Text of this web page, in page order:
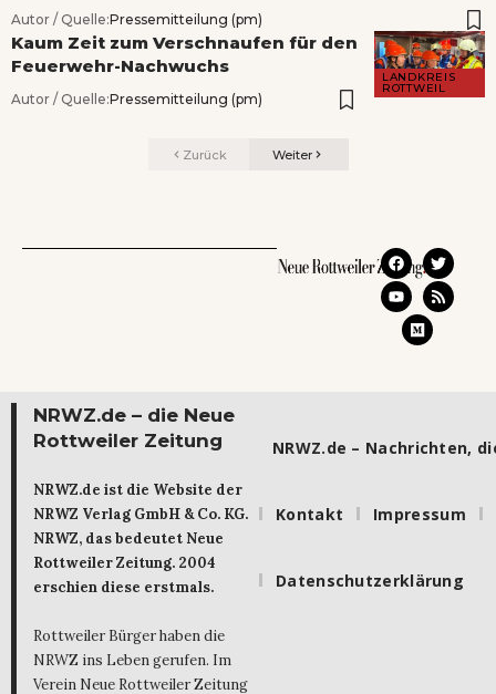
Autor / Quelle:Pressemitteilung (pm)
LANDKREIS
ROTTWEIL
Kaum Zeit zum Verschnaufen für den
Feuerwehr-Nachwuchs
Autor / Quelle:Pressemitteilung (pm)
Zurück Weiter
NRWZ.de – die Neue
Rottweiler Zeitung
NRWZ.de ist die Website der
NRWZ Verlag GmbH & Co. KG.
NRWZ, das bedeutet Neue
Rottweiler Zeitung. 2004
erschien diese erstmals.
Rottweiler Bürger haben die
NRWZ ins Leben gerufen. Im
Verein Neue Rottweiler Zeitung
NRWZ.de – Nachrichten,
Kontakt Impressum
Datenschutzerklärung